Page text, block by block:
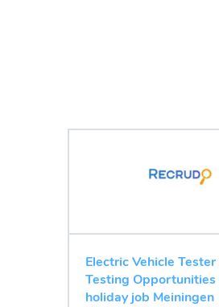
Electric Vehicle Tester
Testing
holiday job Meiningen